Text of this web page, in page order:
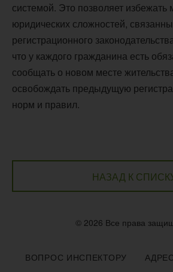
системой. Это позволяет избежать
юридических сложностей,
регистрационного
что у каждого гражданина есть
сообщать о новом месте
освобождать предыдущую
норм и правил.
НАЗАД К
© 2026 Все права
ВОПРОС ИНСПЕКТОРУ